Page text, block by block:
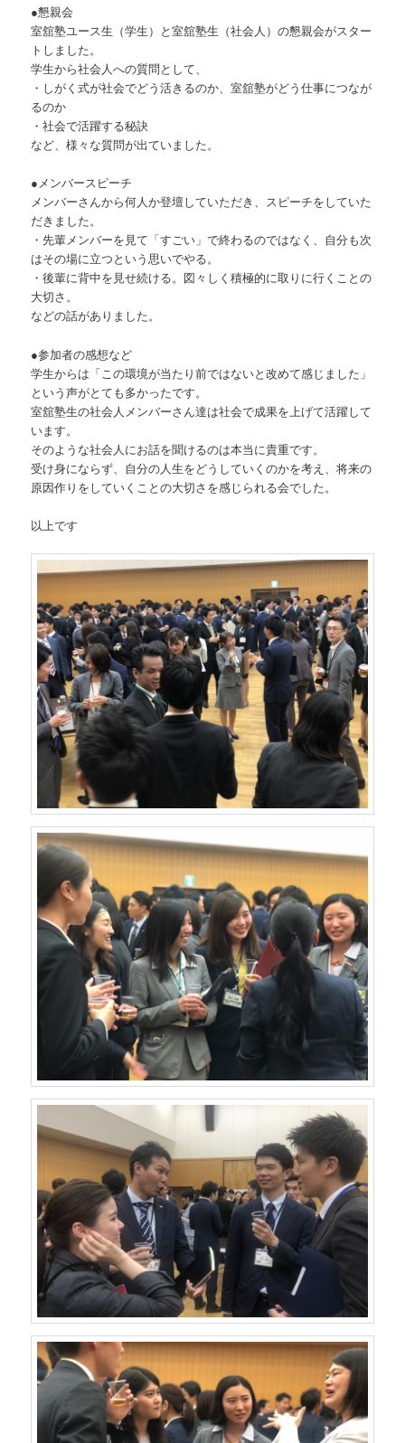
●懇親会
室舘塾ユース生（学生）と室舘塾生（社会人）の懇親会がスター
トしました。
学生から社会人への質問として、
・しがく式が社会でどう活きるのか、室舘塾がどう仕事につなが
るのか
・社会で活躍する秘訣
など、様々な質問が出ていました。
●メンバースピーチ
メンバーさんから何人か登壇していただき、スピーチをしていた
だきました。
・先輩メンバーを見て「すごい」で終わるのではなく、自分も次
はその場に立つという思いでやる。
・後輩に背中を見せ続ける。図々しく積極的に取りに行くことの
大切さ。
などの話がありました。
●参加者の感想など
学生からは「この環境が当たり前ではないと改めて感じました」
という声がとても多かったです。
室舘塾生の社会人メンバーさん達は社会で成果を上げて活躍して
います。
そのような社会人にお話を聞けるのは本当に貴重です。
受け身にならず、自分の人生をどうしていくのかを考え、将来の
原因作りをしていくことの大切さを感じられる会でした。
以上です